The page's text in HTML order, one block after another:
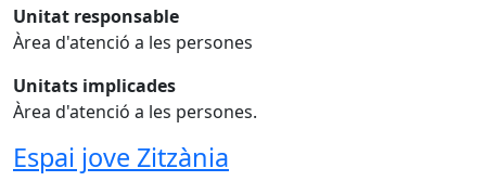
Unitat responsable
Àrea d'atenció a les persones
Unitats implicades
Àrea d'atenció a les persones.
Espai jove Zitzània